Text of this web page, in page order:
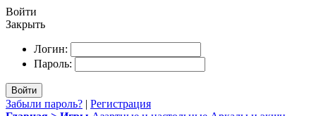
Войти
Закрыть
Логин:
Пароль:
Войти
Забыли пароль? | Регистрация